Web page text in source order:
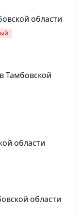
области
Тамбовской
области
области